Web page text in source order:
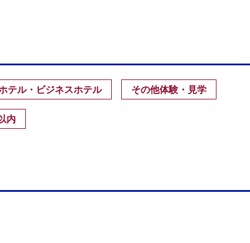
テル・ビジネスホテル その他体験・見学
内